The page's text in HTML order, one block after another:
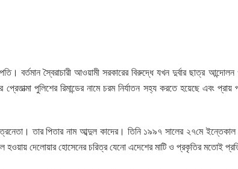
বর্তমান স্বৈরাচারী আওয়ামী সরকারের বিরুদ্ধে যখন দুর্বার ছাত্র
পুলিশের রিমান্ডের নামে চরম নির্যাতন সহ্য করতে হয়েছে এবং প্রায়
তার পিতার নাম আব্দুল কাদের। তিনি ১৯৯৭ সালের ২৭মে ইন্তেকাল
হওয়ায় দেলোয়ার হোসেনের চরিত্র যেনো এদেশের মাটি ও প্রকৃতির মতোই